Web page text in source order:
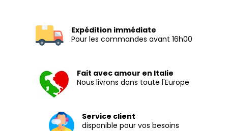
Expédition immédiate
Pour les commandes avant 16h00
Fait avec amour en Italie
Nous livrons dans toute l'Europe
Service client
disponible pour vos besoins